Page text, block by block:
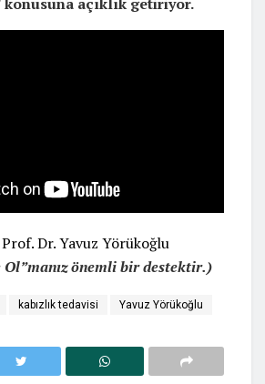
Prof. Dr. Yavuz Yörükoğlu
Ol”manız önemli bir destektir.)
kabızlık tedavisi Yavuz Yörükoğlu